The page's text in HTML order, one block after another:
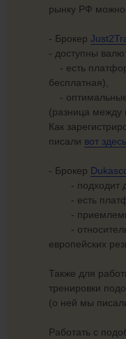
рынку РФ можно
- Брокер
- доступны
- есть
бесплатная),
- оптимальные
(разница между
Как
писали вот
- Брокер
- подходит
- есть
-
-
европейских
Также для
тренировки
(о ней мы
Работать с